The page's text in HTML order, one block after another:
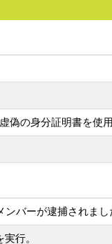
の身分証明書を使
バーが逮捕されまし
行。